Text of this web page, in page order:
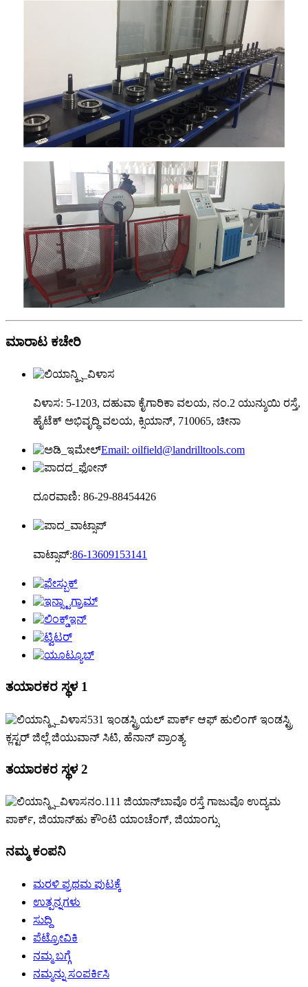
ಮಾರಾಟ ಕಚೇರಿ
ವಿಳಾಸ: 5-1203, ದಹುವಾ ಕೈಗಾರಿಕಾ ವಲಯ, ನಂ.2 ಯುನ್ಶುಯಿ ರಸ್ತೆ,
ಹೈಟೆಕ್ ಅಭಿವೃದ್ಧಿ ವಲಯ, ಕ್ಸಿಯಾನ್, 710065, ಚೀನಾ
Email: oilfield@landrilltools.com
ದೂರವಾಣಿ: 86-29-88454426
ವಾಟ್ಸಾಪ್:86-13609153141
ತಯಾರಕರ ಸ್ಥಳ 1
531 ಇಂಡಸ್ಟ್ರಿಯಲ್ ಪಾರ್ಕ್ ಆಫ್ ಹುಲಿಂಗ್ ಇಂಡಸ್ಟ್ರಿ
ಕ್ಲಸ್ಟರ್ ಜಿಲ್ಲೆ ಜಿಯುವಾನ್ ಸಿಟಿ, ಹೆನಾನ್ ಪ್ರಾಂತ್ಯ
ತಯಾರಕರ ಸ್ಥಳ 2
ನಂ.111 ಜಿಯಾನ್‌ಬಾವೊ ರಸ್ತೆ ಗಾಜುವೊ ಉದ್ಯಮ
ಪಾರ್ಕ್, ಜಿಯಾನ್‌ಹು ಕೌಂಟಿ ಯಾಂಚೆಂಗ್, ಜಿಯಾಂಗ್ಸು
ನಮ್ಮ ಕಂಪನಿ
ಮರಳಿ ಪ್ರಥಮ ಪುಟಕ್ಕೆ
ಉತ್ಪನ್ನಗಳು
ಸುದ್ದಿ
ಪೆಟ್ರೋವಿಕಿ
ನಮ್ಮ ಬಗ್ಗೆ
ನಮ್ಮನ್ನು ಸಂಪರ್ಕಿಸಿ